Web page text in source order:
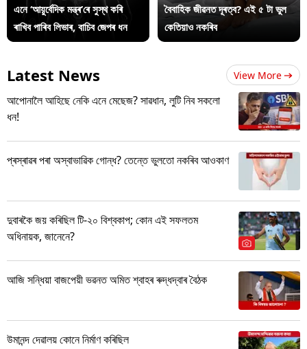
এনে ‘আয়ুৰ্বেদিক মন্ত্ৰ’ৰে সুস্থ কৰি
ৰাখিব পাৰিব লিভাৰ, বাচিব জেপৰ ধন
বৈবাহিক জীৱনত দূৰত্ব? এই ৫ টা ভুল
কেতিয়াও নকৰিব
Latest News View More
আপোনালৈ আহিছে নেকি এনে মেছেজ? সাৱধান, লুটি নিব সকলো
ধন!
প্ৰস্ৰাৱৰ পৰা অস্বাভাৱিক গোন্ধ? তেন্তে ভুলতো নকৰিব আওকাণ
দুবাৰকৈ জয় কৰিছিল টি-২০ বিশ্বকাপ; কোন এই সফলতম
অধিনায়ক, জানেনে?
আজি সন্ধিয়া বাজপেয়ী ভৱনত অমিত শ্বাহৰ ৰুদ্ধদ্বাৰ বৈঠক
উমানন্দ দেৱালয় কোনে নিৰ্মাণ কৰিছিল